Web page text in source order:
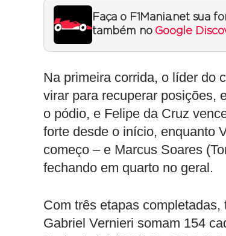
Faça o F1Mania.net sua
também no Google
Na primeira corrida, o líder do
virar para recuperar posições,
o pódio, e Felipe da Cruz
forte desde o início, enquanto
começo – e Marcus Soares
fechando em quarto no geral.
Com três etapas
Gabriel Vernieri somam 154